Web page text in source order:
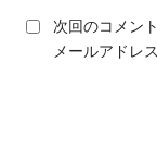
次回のコメン
メールアドレ